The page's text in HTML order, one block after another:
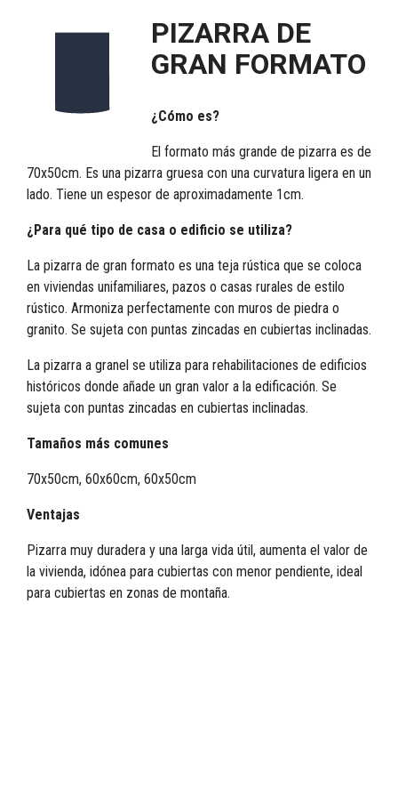
PIZARRA DE
GRAN FORMATO
¿Cómo es?
El formato más grande de pizarra es de
70x50cm. Es una pizarra gruesa con una curvatura ligera en un
lado. Tiene un espesor de aproximadamente 1cm.
¿Para qué tipo de casa o edificio se utiliza?
La pizarra de gran formato es una teja rústica que se coloca
en viviendas unifamiliares, pazos o casas rurales de estilo
rústico. Armoniza perfectamente con muros de piedra o
granito. Se sujeta con puntas zincadas en cubiertas inclinadas.
La pizarra a granel se utiliza para rehabilitaciones de edificios
históricos donde añade un gran valor a la edificación. Se
sujeta con puntas zincadas en cubiertas inclinadas.
Tamaños más comunes
70x50cm, 60x60cm, 60x50cm
Ventajas
Pizarra muy duradera y una larga vida útil, aumenta el valor de
la vivienda, idónea para cubiertas con menor pendiente, ideal
para cubiertas en zonas de montaña.